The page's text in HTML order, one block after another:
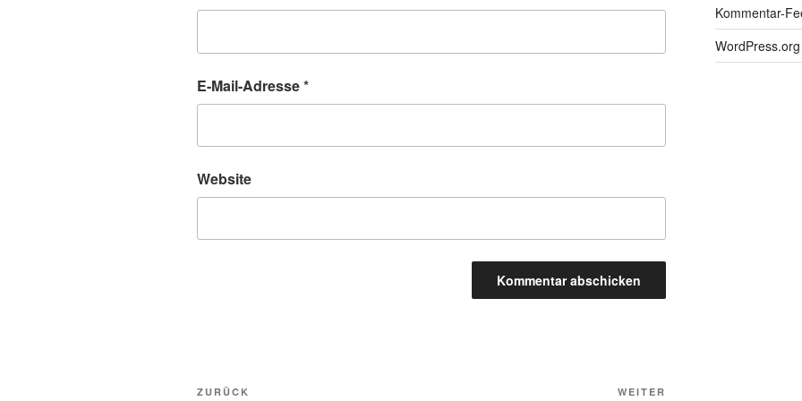
E-Mail-Adresse*
Website
Beitragsnavigation
Vorheriger
ZURÜCK WEITER
Kommentar-
WordPress.org